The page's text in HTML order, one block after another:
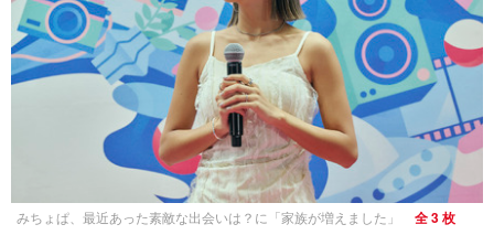
みちょぱ、最近あった素敵な出会いは？に「家族が増えました」 全 3 枚